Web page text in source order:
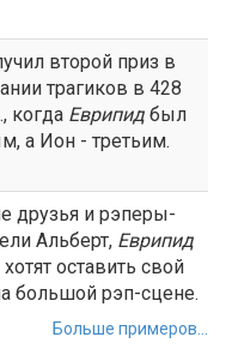
второй приз в
трагиков в 428
когда Еврипид был
а Ион - третьим.
друзья и рэперы-
Альберт, Еврипид
оставить свой
большой рэп-сцене.
Больше примеров...